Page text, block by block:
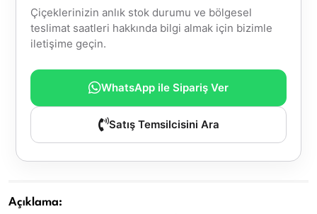
Çiçeklerinizin anlık stok durumu ve bölgesel
teslimat saatleri hakkında bilgi almak için bizimle
iletişime geçin.
WhatsApp ile Sipariş Ver
Satış Temsilcisini Ara
Açıklama: